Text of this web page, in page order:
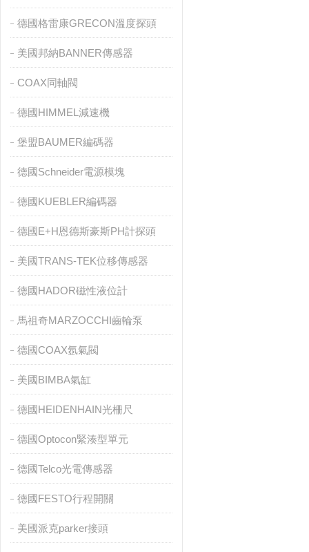
德國格雷康GRECON溫度探頭
美國邦納BANNER傳感器
COAX同軸閥
德國HIMMEL減速機
堡盟BAUMER編碼器
德國Schneider電源模塊
德國KUEBLER編碼器
德國E+H恩德斯豪斯PH計探頭
美國TRANS-TEK位移傳感器
德國HADOR磁性液位計
馬祖奇MARZOCCHI齒輪泵
德國COAX氬氣閥
美國BIMBA氣缸
德國HEIDENHAIN光柵尺
德國Optocon緊湊型單元
德國Telco光電傳感器
德國FESTO行程開關
美國派克parker接頭